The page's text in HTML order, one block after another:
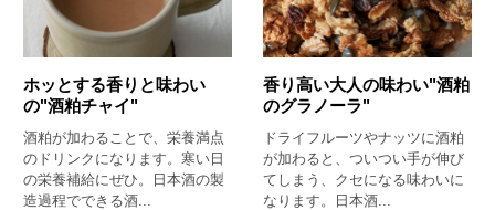
ホッとする香りと味わい
の"酒粕チャイ"
酒粕が加わることで、栄養満点
のドリンクになります。寒い日
の栄養補給にぜひ。日本酒の製
造過程でできる酒...
香り高い大人の味わい"酒粕
のグラノーラ"
ドライフルーツやナッツに酒粕
が加わると、ついつい手が伸び
てしまう、クセになる味わいに
なります。日本酒...